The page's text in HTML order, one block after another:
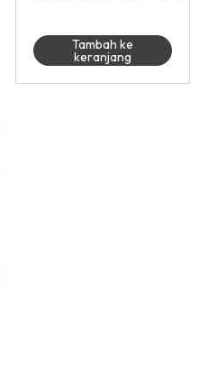
Tambah ke
keranjang